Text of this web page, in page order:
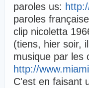
paroles us:
paroles
clip nicoletta
(tiens, hier soir,
musique par les
http://
C'est en faisant